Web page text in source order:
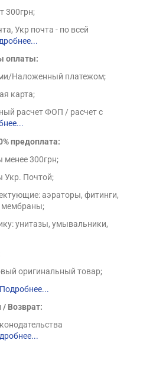
300грн;
Укр почта - по всей
оплаты:
Наложенный платежом;
карта;
расчет ФОП / расчет с
предоплата:
менее 300грн;
Укр. Почтой;
аэраторы, фитинги,
мембраны;
унитазы, умывальники,
оригинальный товар;
Подробнее...
Возврат: